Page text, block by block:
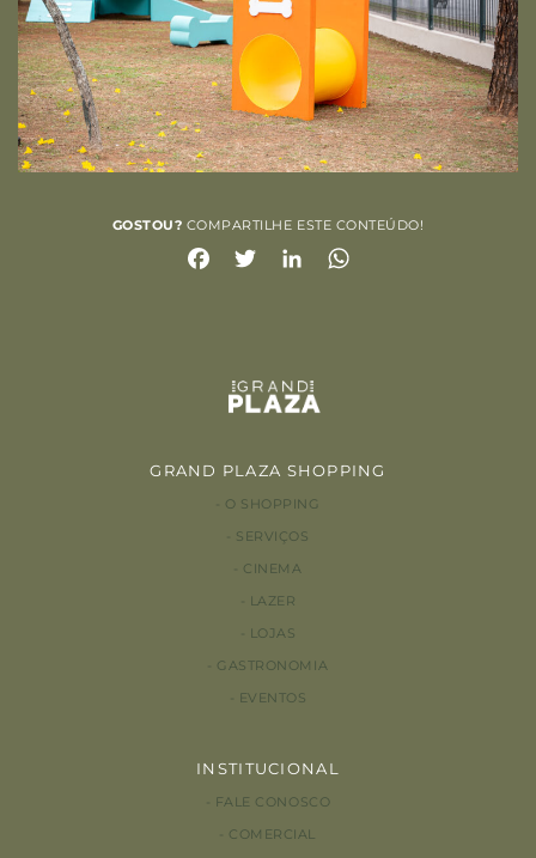
GOSTOU? COMPARTILHE ESTE CONTEÚDO!
Facebook
TwitterLinkedIn
GRAND PLAZA SHOPPING
O SHOPPING
SERVIÇOS
CINEMA
LAZER
LOJAS
GASTRONOMIA
EVENTOS
INSTITUCIONAL
FALE CONOSCO
COMERCIAL